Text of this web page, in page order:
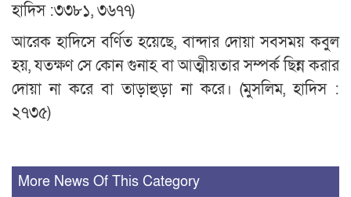
হাদিস :৩৩৮১, ৩৬৭৭)
আরেক হাদিসে বর্ণিত হয়েছে, বান্দার দোয়া সবসময় কবুল
হয়, যতক্ষণ সে কোন গুনাহ বা আত্মীয়তার সম্পর্ক ছিন্ন করার
দোয়া না করে বা তাড়াহুড়া না করে। (মুসলিম, হাদিস :
২৭৩৫)
More News Of This Category